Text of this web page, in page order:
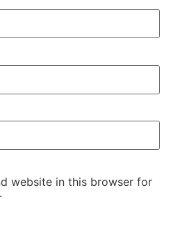
website in this browser for